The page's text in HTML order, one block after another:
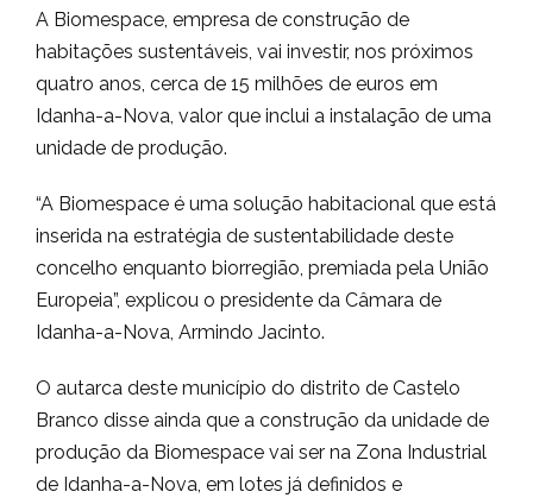
A Biomespace, empresa de construção de
habitações sustentáveis, vai investir, nos próximos
quatro anos, cerca de 15 milhões de euros em
Idanha-a-Nova, valor que inclui a instalação de uma
unidade de produção.
“A Biomespace é uma solução habitacional que está
inserida na estratégia de sustentabilidade deste
concelho enquanto biorregião, premiada pela União
Europeia”, explicou o presidente da Câmara de
Idanha-a-Nova, Armindo Jacinto.
O autarca deste município do distrito de Castelo
Branco disse ainda que a construção da unidade de
produção da Biomespace vai ser na Zona Industrial
de Idanha-a-Nova, em lotes já definidos e